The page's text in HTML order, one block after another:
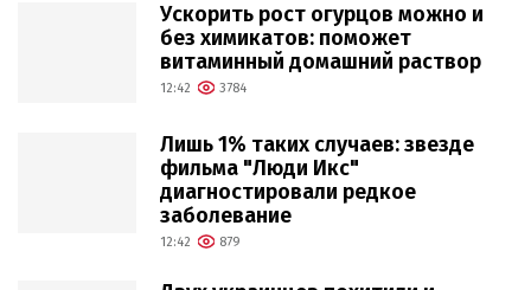
Ускорить рост огурцов можно и
без химикатов: поможет
витаминный домашний раствор
12:42 3784
Лишь 1% таких случаев: звезде
фильма "Люди Икс"
диагностировали редкое
заболевание
12:42 879